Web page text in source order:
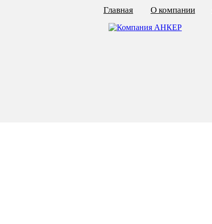
Главная О компании